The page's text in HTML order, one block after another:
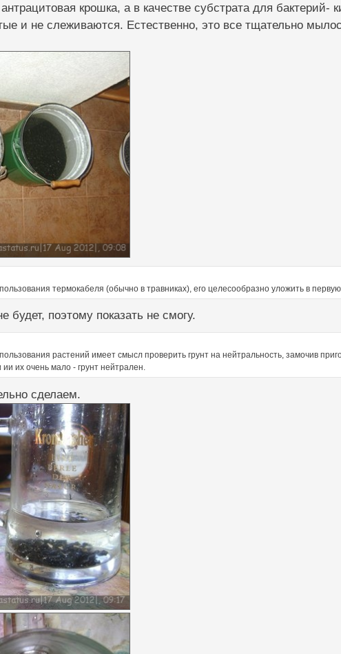
крошка, а в качестве субстрата для
и не слеживаются. Естественно, это все тщательно
термокабеля (обычно в травниках), его целесообразно уложить в
будет, поэтому показать не смогу.
растений имеет смысл проверить грунт на нейтральность, замочив
ии их очень мало - грунт нейтрален.
сделаем.